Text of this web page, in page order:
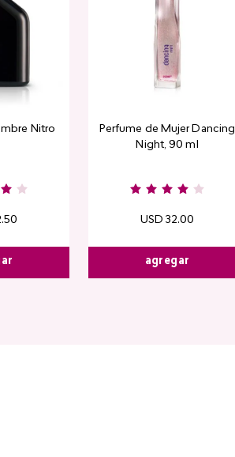
Nitro
.50
Perfume de Mujer Dancing
Night, 90 ml
USD 32.00
agregar